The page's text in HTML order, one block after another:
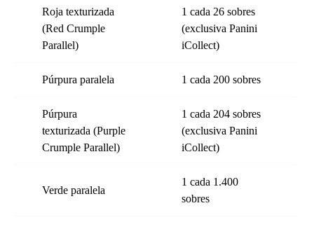
Roja texturizada
(Red Crumple
Parallel)
1 cada 26 sobres
(exclusiva Panini
iCollect)
Púrpura paralela 1 cada 200 sobres
Púrpura
texturizada (Purple
Crumple Parallel)
1 cada 204 sobres
(exclusiva Panini
iCollect)
Verde paralela
1 cada 1.400
sobres